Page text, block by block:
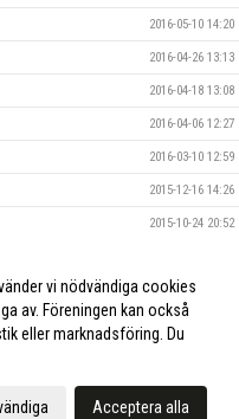
2016-05-10 14:20
2016-04-26 13:13
2016-04-18 13:08
2016-04-06 12:27
2016-03-10 12:59
2015-12-16 14:26
2015-10-24 20:52
2015-09-10 13:26
vi nödvändiga cookies
av. Föreningen kan också
eller marknadsföring. Du
Acceptera alla